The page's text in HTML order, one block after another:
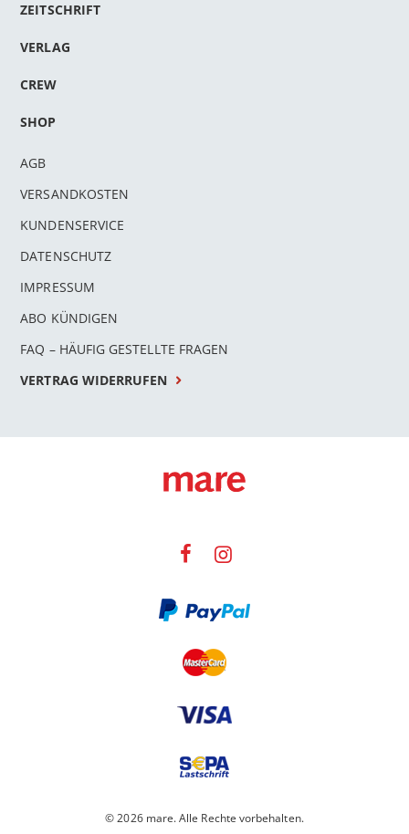
ZEITSCHRIFT
VERLAG
CREW
SHOP
AGB
VERSANDKOSTEN
KUNDENSERVICE
DATENSCHUTZ
IMPRESSUM
ABO KÜNDIGEN
FAQ – HÄUFIG GESTELLTE FRAGEN
VERTRAG WIDERRUFEN
© 2026 mare. Alle Rechte vorbehalten.